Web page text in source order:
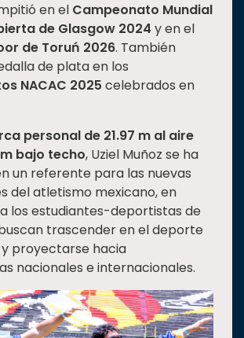
en el Campeonato Mundial
de Glasgow 2024 y en el
de Toruń 2026. También
de plata en los
NACAC 2025 celebrados en
personal de 21.97 m al aire
bajo techo, Uziel Muñoz se ha
un referente para las nuevas
del atletismo mexicano, en
los estudiantes-deportistas de
buscan trascender en el deporte
proyectarse hacia
nacionales e internacionales.